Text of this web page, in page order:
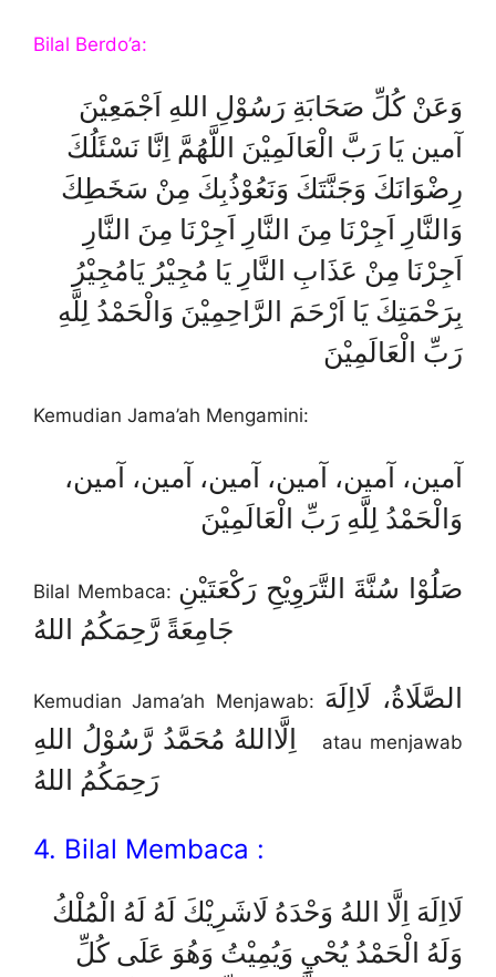
Bilal Berdo’a:
وَعَنْ كُلِّ صَحَابَةِ رَسُوْلِ اللهِ اَجْمَعِيْنَ
آمين يَا رَبَّ الْعَالَمِيْنَ اللَّهُمَّ اِنَّا نَسْئَلُكَ
رِضْوَانَكَ وَجَنَّتَكَ وَنَعُوْذُبِكَ مِنْ سَخَطِكَ
وَالنَّارِ اَجِرْنَا مِنَ النَّارِ اَجِرْنَا مِنَ النَّارِ
اَجِرْنَا مِنْ عَذَابِ النَّارِ يَا مُجِيْرُ يَامُجِيْرُ
بِرَحْمَتِكَ يَا اَرْحَمَ الرَّاحِمِيْنَ وَالْحَمْدُ لِلَّهِ
رَبِّ الْعَالَمِيْنَ
Kemudian Jama’ah Mengamini:
آمين، آمين، آمين، آمين، آمين، آمين،
وَالْحَمْدُ لِلَّهِ رَبِّ الْعَالَمِيْنَ
Bilal Membaca: صَلُوْا سُنَّةَ التَّرَوِيْحِ رَكْعَتَيْنِ
جَامِعَةً رَّحِمَكُمُ اللهُ
Kemudian Jama’ah Menjawab: الصَّلَاةُ، لَااِلَهَ
atau menjawab
رَحِمَكُمُ اللهُ
4. Bilal Membaca :
لَااِلَهَ اِلَّا اللهُ وَحْدَهُ لَاشَرِيْكَ لَهُ لَهُ الْمُلْكُ
وَلَهُ الْحَمْدُ يُحْيِ وَيُمِيْتُ وَهُوَ عَلَى كُلِّ